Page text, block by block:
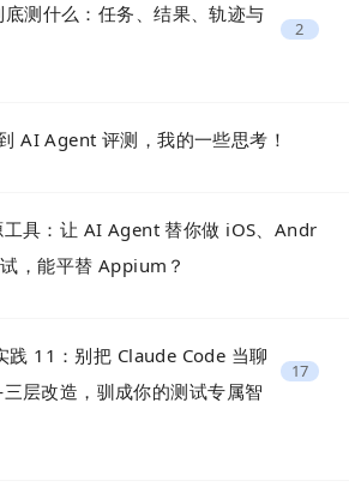
测什么：任务、结果、轨迹与
2
AI Agent 评测，我的一些思考！
具：让 AI Agent 替你做 iOS、Andr
，能平替 Appium？
践 11：别把 Claude Code 当聊
层改造，驯成你的测试专属智
17